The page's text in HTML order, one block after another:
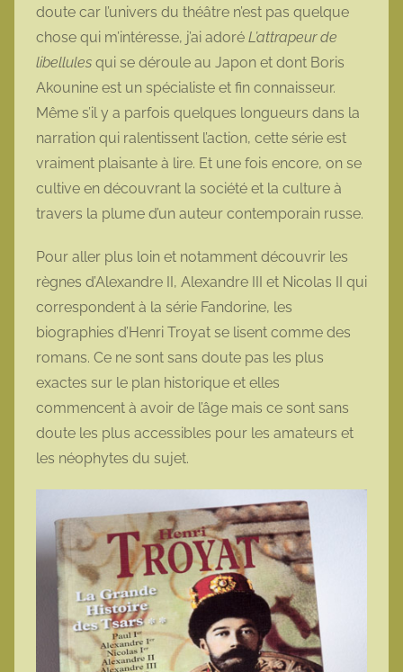
doute car l’univers du théâtre n’est pas quelque
chose qui m’intéresse, j’ai adoré L’attrapeur de
libellules qui se déroule au Japon et dont Boris
Akounine est un spécialiste et fin connaisseur.
Même s’il y a parfois quelques longueurs dans la
narration qui ralentissent l’action, cette série est
vraiment plaisante à lire. Et une fois encore, on se
cultive en découvrant la société et la culture à
travers la plume d’un auteur contemporain russe.
Pour aller plus loin et notamment découvrir les
règnes d’Alexandre II, Alexandre III et Nicolas II qui
correspondent à la série Fandorine, les
biographies d’Henri Troyat se lisent comme des
romans. Ce ne sont sans doute pas les plus
exactes sur le plan historique et elles
commencent à avoir de l’âge mais ce sont sans
doute les plus accessibles pour les amateurs et
les néophytes du sujet.